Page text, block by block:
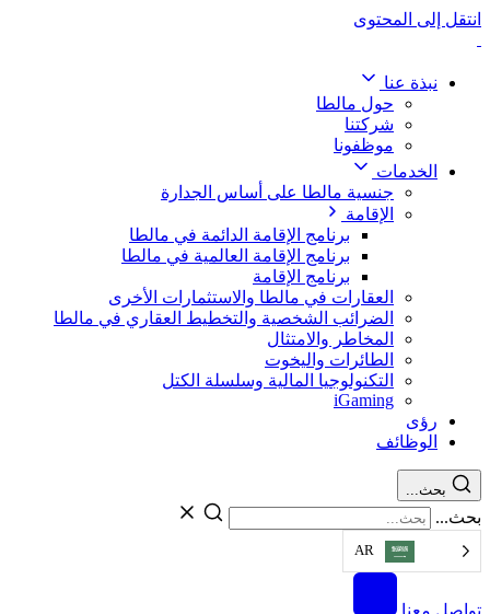
انتقل إلى المحتوى
نبذة عنا
حول مالطا
شركتنا
موظفونا
الخدمات
جنسية مالطا على أساس الجدارة
الإقامة
برنامج الإقامة الدائمة في مالطا
برنامج الإقامة العالمية في مالطا
برنامج الإقامة
العقارات في مالطا والاستثمارات الأخرى
الضرائب الشخصية والتخطيط العقاري في مالطا
المخاطر والامتثال
الطائرات واليخوت
التكنولوجيا المالية وسلسلة الكتل
iGaming
رؤى
الوظائف
بحث...
بحث...
AR
تواصل معنا